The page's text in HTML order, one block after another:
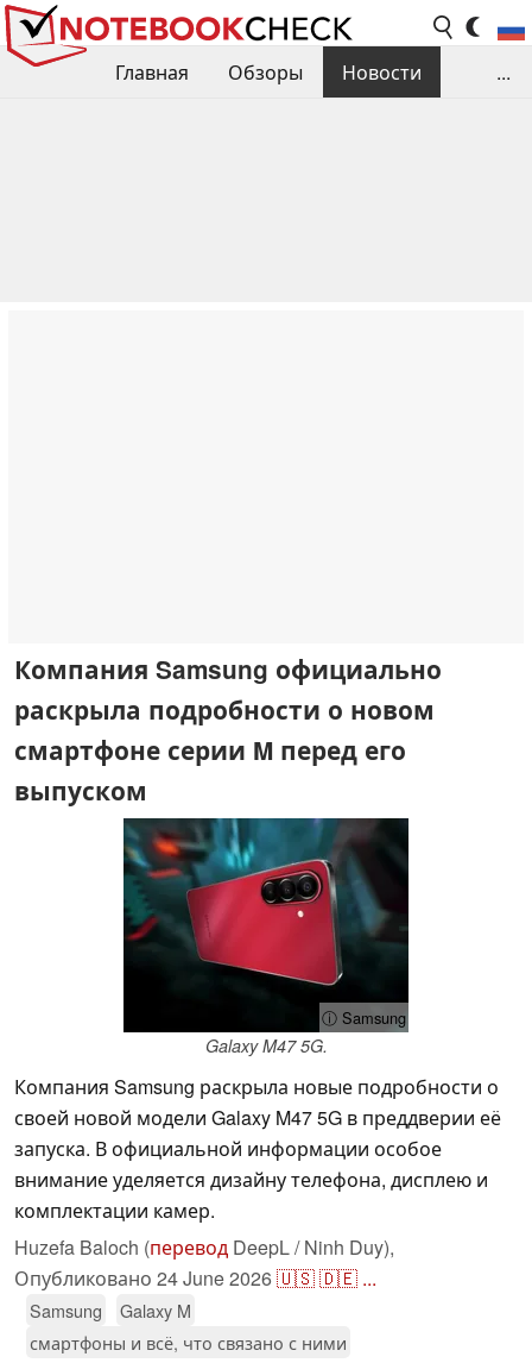
Главная Обзоры
Новости
...
Компания Samsung официально
раскрыла подробности о новом
смартфоне серии M перед его
выпуском
ⓘ Samsung
Galaxy M47 5G.
Компания Samsung раскрыла новые подробности о
своей новой модели Galaxy M47 5G в преддверии её
запуска. В официальной информации особое
внимание уделяется дизайну телефона, дисплею и
комплектации камер.
Huzefa Baloch (перевод DeepL / Ninh Duy),
Опубликовано 24 June 2026🇺🇸🇩🇪 ...
Samsung
Galaxy M
смартфоны и всё, что связано с ними